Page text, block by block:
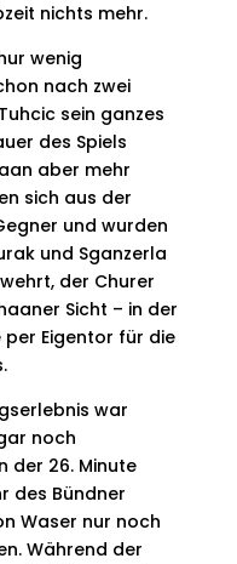
nichts mehr.
wenig
nach zwei
sein ganzes
des Spiels
aber mehr
sich aus der
und wurden
und Sganzerla
der Churer
Sicht – in der
per Eigentor für die
war
noch
der 26. Minute
des Bündner
Waser nur noch
Während der